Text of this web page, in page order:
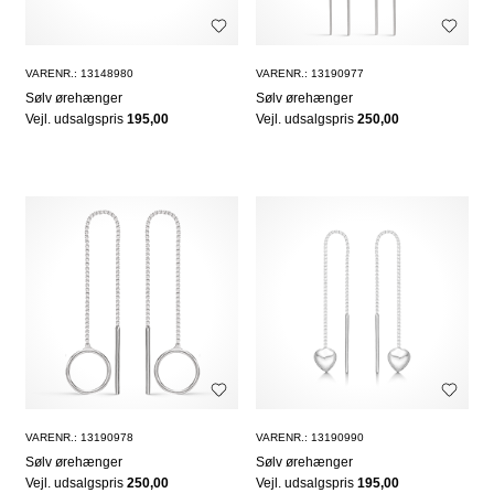
VARENR.: 13148980
Sølv ørehænger
Vejl. udsalgspris 195,00
VARENR.: 13190977
Sølv ørehænger
Vejl. udsalgspris250,00
VARENR.: 13190978
Sølv ørehænger
Vejl. udsalgspris 250,00
VARENR.: 13190990
Sølv ørehænger
Vejl. udsalgspris195,00